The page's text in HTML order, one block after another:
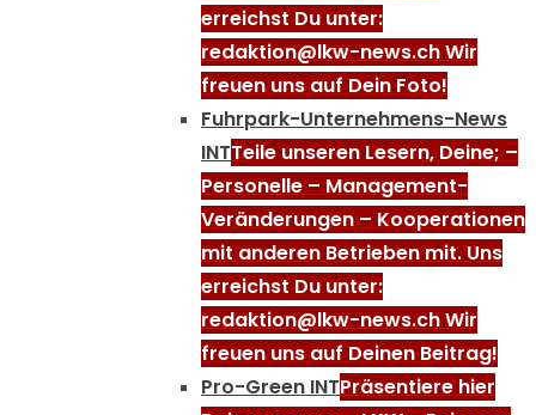
erreichst Du unter:
redaktion@lkw-news.ch Wir
freuen uns auf Dein Foto!
Fuhrpark-Unternehmens-News
INTTeile unseren Lesern, Deine; –
Personelle – Management-
Veränderungen – Kooperationen
mit anderen Betrieben mit. Uns
erreichst Du unter:
redaktion@lkw-news.ch Wir
freuen uns auf Deinen Beitrag!
Pro-Green INTPräsentiere hier